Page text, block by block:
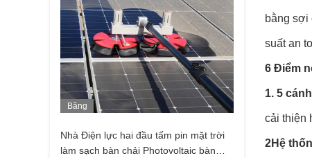
Băng
Nhà Điện lực hai đầu tấm pin mặt trời
làm sạch bàn chải Photovoltaic bàn
bằng sợi
suất an
6 Điểm
1. 5
cải thiện
2Hệ